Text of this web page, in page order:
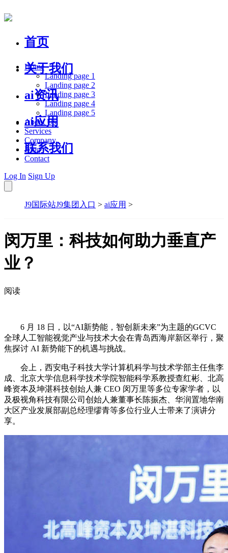
首页
关于我们
ai资讯
ai应用
联系我们
Home
Landing page 1
Landing page 2
Landing page 3
Landing page 4
Landing page 5
About Us
Services
Company
Blog
Contact
Log In Sign Up
J9国际站J9集团入口 > ai应用 >
闵万里：科技如何助力垂直产
业？
阅读
6 月 18 日，以“AI新势能，智创新未来”为主题的GCVC
全球人工智能视觉产业与技术大会在青岛西海岸新区举行，聚
焦探讨 AI 新势能下的机遇与挑战。
会上，西安电子科技大学计算机科学与技术学部主任焦李
成、北京大学信息科学技术学院智能科学系教授查红彬、北高
峰资本及坤湛科技创始人兼 CEO 闵万里等多位专家学者，以
及极视角科技有限公司创始人兼董事长陈振杰、华润置地华南
大区产业发展部副总经理缪青等多位行业人士带来了演讲分
享。